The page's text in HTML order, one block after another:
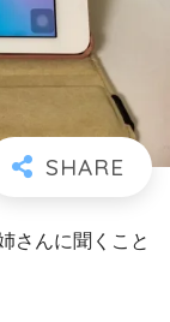
さんに聞くこと